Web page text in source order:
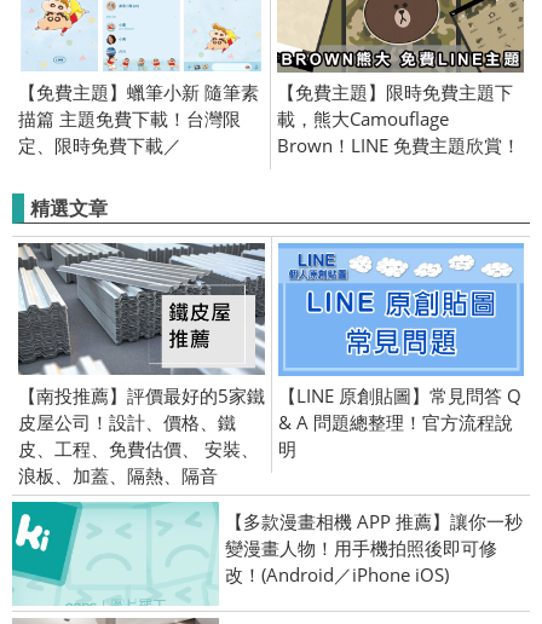
【免費主題】蠟筆小新 隨筆素
描篇 主題免費下載！台灣限
定、限時免費下載／
【免費主題】限時免費主題下
載，熊大Camouflage
Brown！LINE 免費主題欣賞！
精選文章
【南投推薦】評價最好的5家鐵
皮屋公司！設計、價格、鐵
皮、工程、免費估價、 安裝、
浪板、加蓋、隔熱、隔音
【LINE 原創貼圖】常見問答 Q
& A 問題總整理！官方流程說
明
【多款漫畫相機 APP 推薦】讓你一秒
變漫畫人物！用手機拍照後即可修
改！(Android／iPhone iOS)